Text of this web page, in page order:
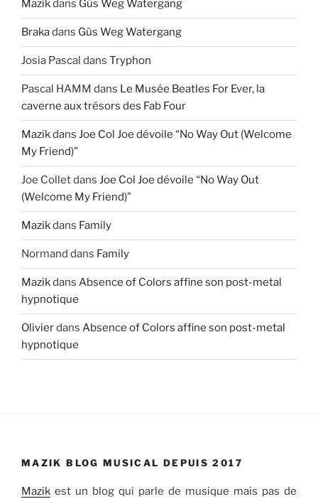
Mazikdans Güs Weg Watergang
Brakadans Güs Weg Watergang
Josia Pascal dans Tryphon
Pascal HAMM dans Le Musée Beatles For Ever, la
caverne aux trésors des Fab Four
Mazikdans Joe Col Joe dévoile “No Way Out (Welcome
My Friend)”
Joe Colletdans Joe Col Joe dévoile “No Way Out
(Welcome My Friend)”
Mazikdans Family
Normand dans Family
Mazikdans Absence of Colors affine son post-metal
hypnotique
Olivierdans Absence of Colors affine son post-metal
hypnotique
MAZIK BLOG MUSICAL DEPUIS 2017
Mazik est un blog qui parle de musique mais pas de